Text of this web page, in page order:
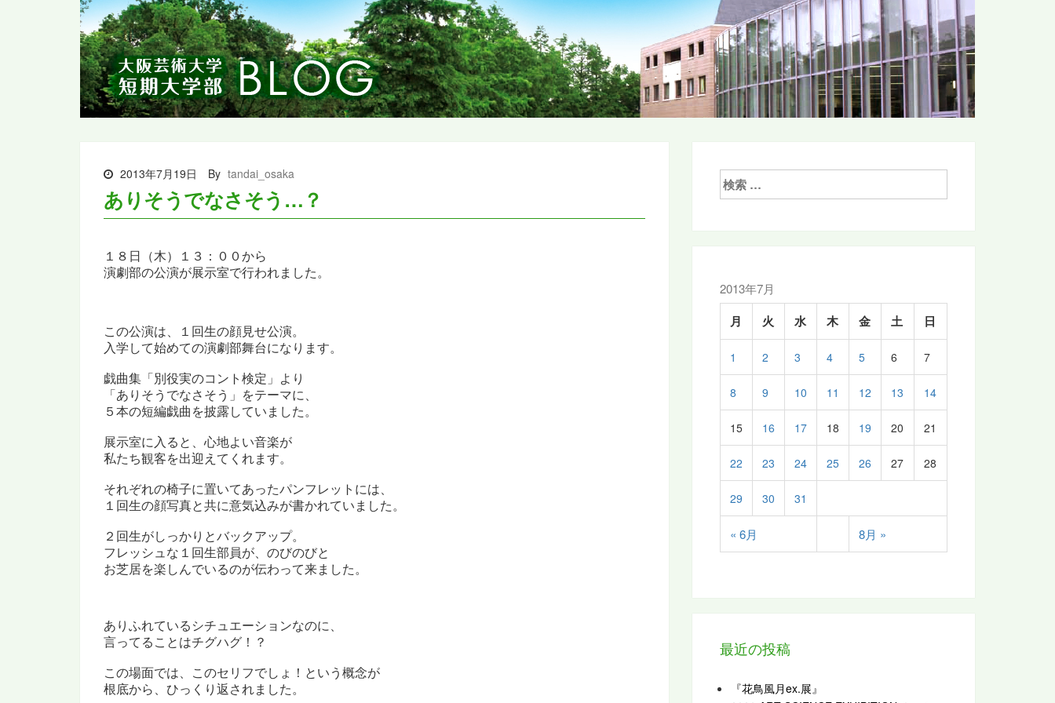
2013年7月19日 By tandai_osaka
ありそうでなさそう…？
１８日（木）１３：００から
演劇部の公演が展示室で行われました。
この公演は、１回生の顔見せ公演。
入学して始めての演劇部舞台になります。
戯曲集「別役実のコント検定」より
「ありそうでなさそう」をテーマに、
５本の短編戯曲を披露していました。
展示室に入ると、心地よい音楽が
私たち観客を出迎えてくれます。
それぞれの椅子に置いてあったパンフレットには、
１回生の顔写真と共に意気込みが書かれていました。
２回生がしっかりとバックアップ。
フレッシュな１回生部員が、のびのびと
お芝居を楽しんでいるのが伝わって来ました。
ありふれているシチュエーションなのに、
言ってることはチグハグ！？
この場面では、このセリフでしょ！という概念が
根底から、ひっくり返されました。
検
索:
2013年7月
月 火 水 木 金 土 日
« 6月 8月 »
1 2 3 4 5 6 7
8 9 10 11 12 13 14
15 16 17 18 19 20 21
22 23 24 25 26 27 28
29 30 31
最近の投稿
『花鳥風月ex.展』